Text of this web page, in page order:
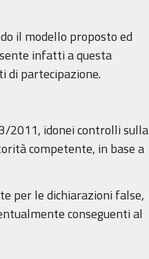
il modello proposto ed
infatti a questa
di partecipazione.
2011, idonei controlli sulla
competente, in base a
per le dichiarazioni false,
conseguenti al